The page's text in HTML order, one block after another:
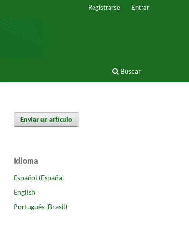
Buscar
Registrarse Entrar
Enviar un artículo
Idioma
Español (España)
English
Português (Brasil)